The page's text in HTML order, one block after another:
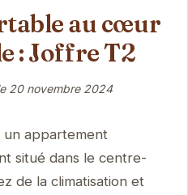
au cœur
: Joffre T2
20 novembre 2024
appartement
situé dans le centre-
de la climatisation et